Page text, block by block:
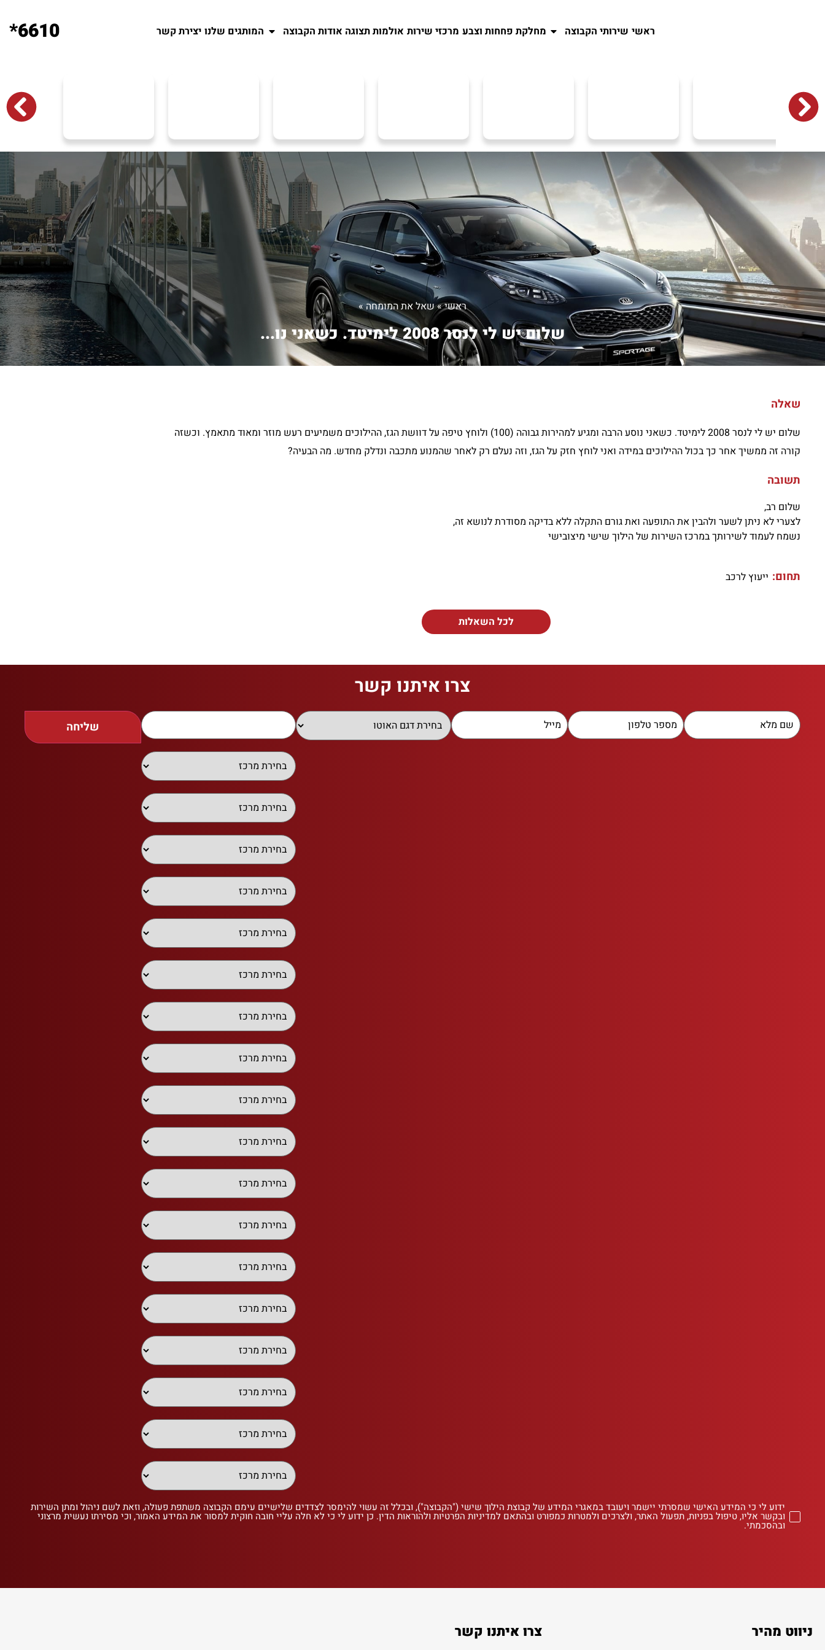
ראשי שירותי הקבוצה מחלקת פחחות וצבע מרכזי שירות אולמות תצוגה אודות הקבוצה המותגים שלנו יצירת קשר 6610*
ראשי»שאל את המומחה»
שלום יש לי לנסר 2008 לימיטד. כשאני נו...
שאלה
שלום יש לי לנסר 2008 לימיטד. כשאני נוסע הרבה ומגיע למהירות גבוהה (100) ולוחץ טיפה על דוושת הגז, ההילוכים משמיעים רעש מוזר ומאוד מתאמץ. וכשזה
קורה זה ממשיך אחר כך בכול ההילוכים במידה ואני לוחץ חזק על הגז, וזה נעלם רק לאחר שהמנוע מתכבה ונדלק מחדש. מה הבעיה?
תשובה
שלום רב,
לצערי לא ניתן לשער ולהבין את התופעה ואת גורם התקלה ללא בדיקה מסודרת לנושא זה,
נשמח לעמוד לשירותך במרכז השירות של הילוך שישי מיצובישי
תחום: ייעוץ לרכב
לכל השאלות
צרו איתנו קשר
שליחה
ידוע לי כי המידע האישי שמסרתי יישמר ויעובד במאגרי המידע של קבוצת הילוך שישי ("הקבוצה"), ובכלל זה עשוי להימסר לצדדים שלישיים עימם הקבוצה משתפת פעולה, וזאת לשם ניהול ומתן השירות
ובקשר אליו, טיפול בפניות, תפעול האתר, ולצרכים ולמטרות כמפורט ובהתאם למדיניות הפרטיות ולהוראות הדין. כן ידוע לי כי לא חלה עליי חובה חוקית למסור את המידע האמור, וכי מסירתו נעשית מרצוני
ובהסכמתי.
ניווט מהיר צרו איתנו קשר